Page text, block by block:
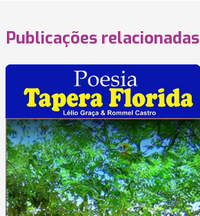
Publicações relacionadas